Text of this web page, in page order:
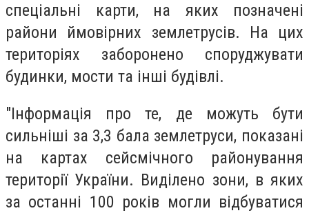
спеціальні карти, на яких позначені
райони ймовірних землетрусів. На цих
територіях заборонено споруджувати
будинки, мости та інші будівлі.
"Інформація про те, де можуть бути
сильніші за 3,3 бала землетруси, показані
на картах сейсмічного районування
території України. Виділено зони, в яких
за останні 100 років могли відбуватися